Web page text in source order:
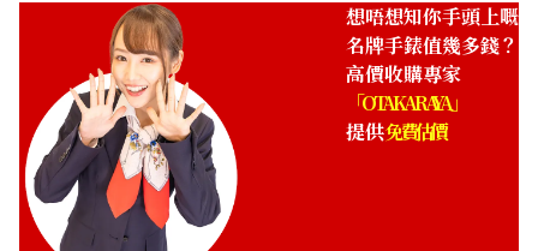
想唔想知你手頭上嘅
名牌手錶值幾多錢？
高價收購專家
「OTAKARAYA」
提供免費估價